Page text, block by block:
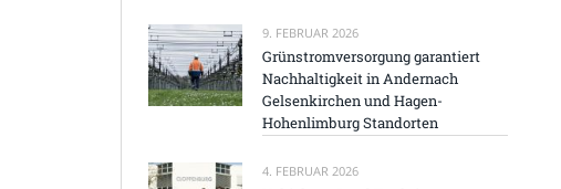
9. FEBRUAR 2026
Grünstromversorgung garantiert
Nachhaltigkeit in Andernach
Gelsenkirchen und Hagen-
Hohenlimburg Standorten
4. FEBRUAR 2026